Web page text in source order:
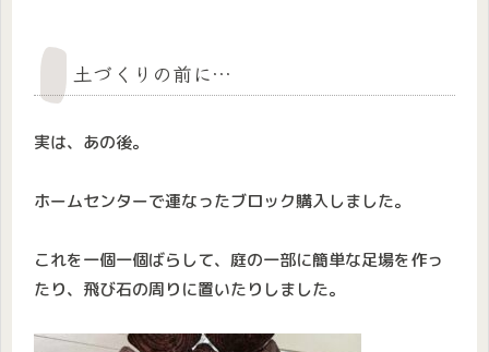
土づくりの前に…
実は、あの後。
ホームセンターで連なったブロック購入しました。
これを一個一個ばらして、庭の一部に簡単な足場を作っ
たり、飛び石の周りに置いたりしました。